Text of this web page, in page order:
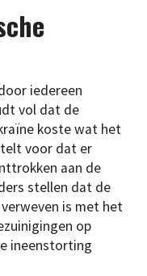
iedereen
vol dat de
koste wat het
voor dat er
aan de
stellen dat de
is met het
op
ineenstorting